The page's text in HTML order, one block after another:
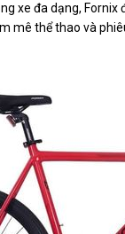
xe đa dạng,
mê thể thao và